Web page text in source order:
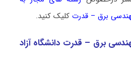
ﺑﺮق – ﻗﺪرتکلیک کنید.
ﺑﺮق – ﻗﺪرت دانشگاه آزاد